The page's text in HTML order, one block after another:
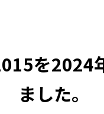
を2024
ました。